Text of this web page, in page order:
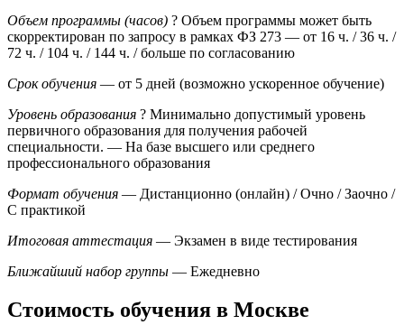
Объем программы (часов) ? Объем программы может быть
скорректирован по запросу в рамках ФЗ 273 — от 16 ч. / 36 ч. /
72 ч. / 104 ч. / 144 ч. / больше по согласованию
Срок обучения — от 5 дней (возможно ускоренное обучение)
Уровень образования ? Минимально допустимый уровень
первичного образования для получения рабочей
специальности. — На базе высшего или среднего
профессионального образования
Формат обучения — Дистанционно (онлайн) / Очно / Заочно /
С практикой
Итоговая аттестация — Экзамен в виде тестирования
Ближайший набор группы — Ежедневно
Стоимость обучения в Москве